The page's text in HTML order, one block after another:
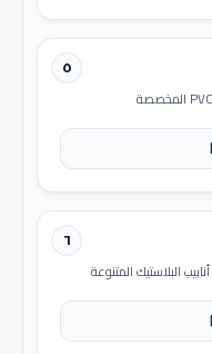
٥
يوفر مجموعة متكاملة من أنابيب الـ PPR والـ PVC المخصصة
٦
البلاستيك المتنوعة